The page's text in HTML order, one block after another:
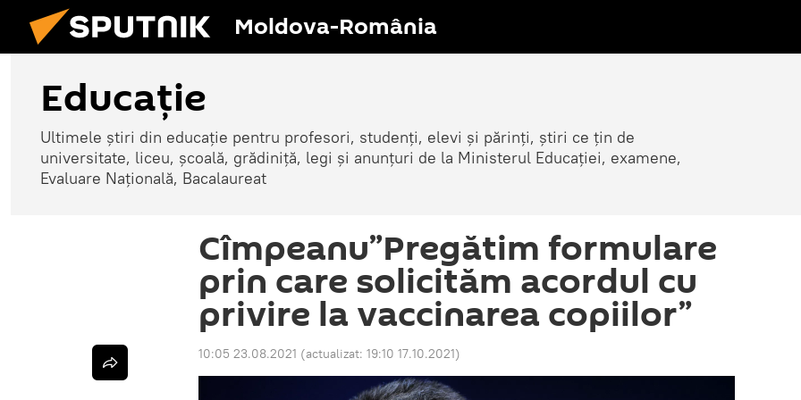
Moldova-România
Educație
Ultimele știri din educație pentru profesori, studenți, elevi și părinți, știri ce țin de
universitate, liceu, școală, grădiniță, legi și anunțuri de la Ministerul Educației, examene,
Evaluare Națională, Bacalaureat
Cîmpeanu”Pregătim formulare
prin care solicităm acordul cu
privire la vaccinarea copiilor”
10:05 23.08.2021 (actualizat: 19:10 17.10.2021)